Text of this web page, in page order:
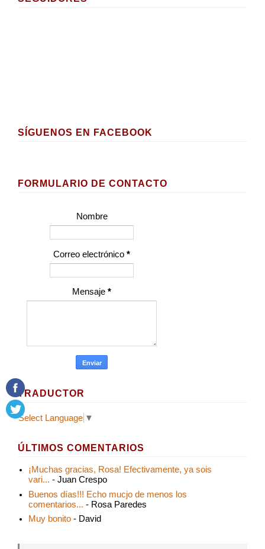
SÍGUENOS EN FACEBOOK
FORMULARIO DE CONTACTO
Nombre
Correo electrónico *
Mensaje *
TRADUCTOR
Select Language ▼
ÚLTIMOS COMENTARIOS
¡Muchas gracias, Rosa! Efectivamente, ya sois
vari... - Juan Crespo
Buenos días!!! Echo mucjo de menos los
comentarios... - Rosa Paredes
Muy bonito - David